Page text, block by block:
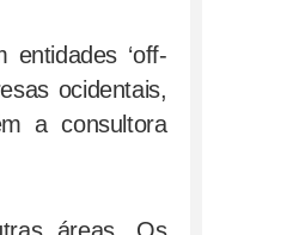
‘off-
ocidentais,
a consultora
áreas. Os